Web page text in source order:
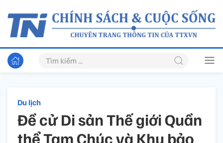
Du lịch
Đề cử Di sản Thế giới Quần
thể Tam Chúc và Khu bảo